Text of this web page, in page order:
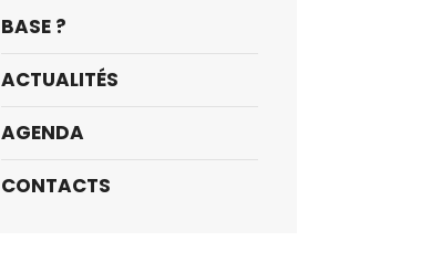
BASE ?
ACTUALITÉS
AGENDA
CONTACTS